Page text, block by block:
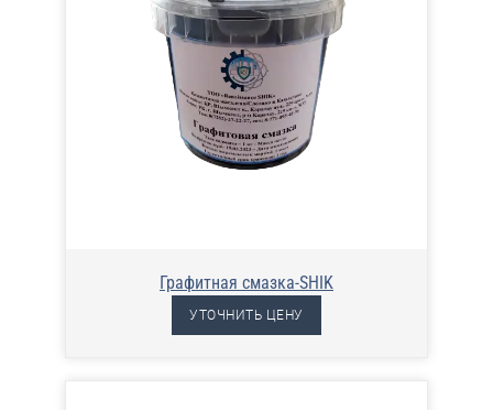
Графитная смазка-SHIK
УТОЧНИТЬ ЦЕНУ